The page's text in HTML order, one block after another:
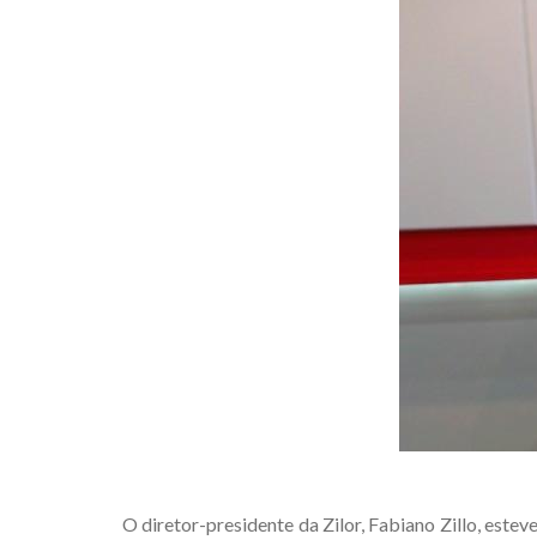
O diretor-presidente da Zilor, Fabiano Zillo,